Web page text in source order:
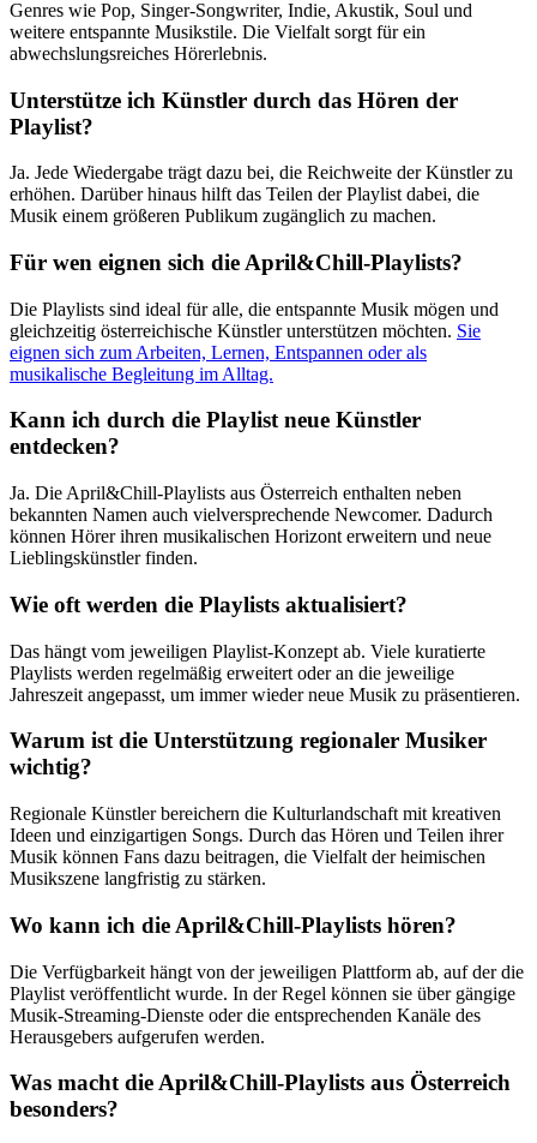
Genres wie Pop, Singer-Songwriter, Indie, Akustik, Soul und
weitere entspannte Musikstile. Die Vielfalt sorgt für ein
abwechslungsreiches Hörerlebnis.
Unterstütze ich Künstler durch das Hören der
Playlist?
Ja. Jede Wiedergabe trägt dazu bei, die Reichweite der Künstler zu
erhöhen. Darüber hinaus hilft das Teilen der Playlist dabei, die
Musik einem größeren Publikum zugänglich zu machen.
Für wen eignen sich die April&Chill-Playlists?
Die Playlists sind ideal für alle, die entspannte Musik mögen und
gleichzeitig österreichische Künstler unterstützen möchten. Sie
eignen sich zum Arbeiten, Lernen, Entspannen oder als
musikalische Begleitung im Alltag.
Kann ich durch die Playlist neue Künstler
entdecken?
Ja. Die April&Chill-Playlists aus Österreich enthalten neben
bekannten Namen auch vielversprechende Newcomer. Dadurch
können Hörer ihren musikalischen Horizont erweitern und neue
Lieblingskünstler finden.
Wie oft werden die Playlists aktualisiert?
Das hängt vom jeweiligen Playlist-Konzept ab. Viele kuratierte
Playlists werden regelmäßig erweitert oder an die jeweilige
Jahreszeit angepasst, um immer wieder neue Musik zu präsentieren.
Warum ist die Unterstützung regionaler Musiker
wichtig?
Regionale Künstler bereichern die Kulturlandschaft mit kreativen
Ideen und einzigartigen Songs. Durch das Hören und Teilen ihrer
Musik können Fans dazu beitragen, die Vielfalt der heimischen
Musikszene langfristig zu stärken.
Wo kann ich die April&Chill-Playlists hören?
Die Verfügbarkeit hängt von der jeweiligen Plattform ab, auf der die
Playlist veröffentlicht wurde. In der Regel können sie über gängige
Musik-Streaming-Dienste oder die entsprechenden Kanäle des
Herausgebers aufgerufen werden.
Was macht die April&Chill-Playlists aus Österreich
besonders?